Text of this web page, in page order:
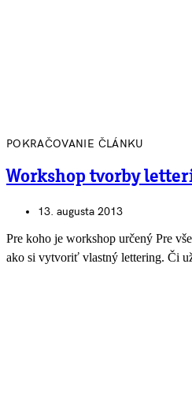
POKRAČOVANIE ČLÁNKU
Workshop tvorby
13. augusta 2013
Pre koho je workshop určený Pre
ako si vytvoriť vlastný lettering. Či